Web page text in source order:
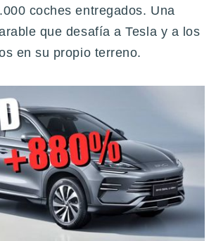
coches entregados. Una
que desafía a Tesla y a los
en su propio terreno .